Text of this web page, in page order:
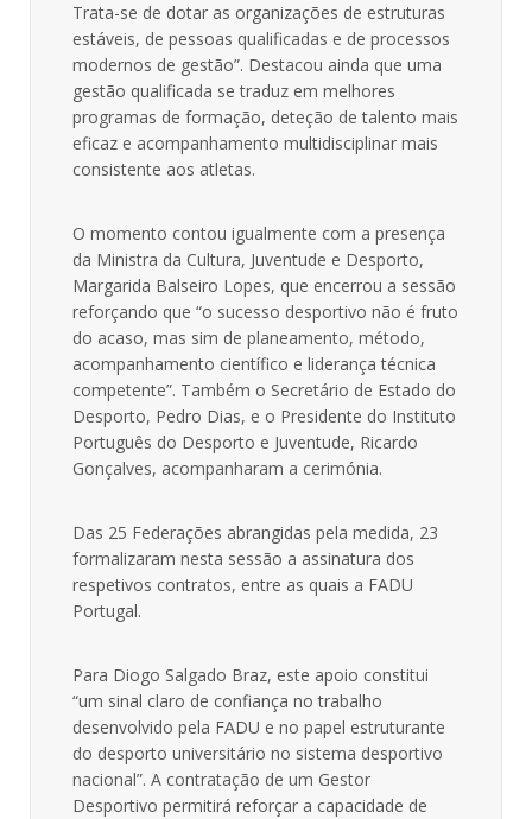
Trata-se de dotar as organizações de estruturas
estáveis, de pessoas qualificadas e de processos
modernos de gestão”. Destacou ainda que uma
gestão qualificada se traduz em melhores
programas de formação, deteção de talento mais
eficaz e acompanhamento multidisciplinar mais
consistente aos atletas.
O momento contou igualmente com a presença
da Ministra da Cultura, Juventude e Desporto,
Margarida Balseiro Lopes, que encerrou a sessão
reforçando que “o sucesso desportivo não é fruto
do acaso, mas sim de planeamento, método,
acompanhamento científico e liderança técnica
competente”. Também o Secretário de Estado do
Desporto, Pedro Dias, e o Presidente do Instituto
Português do Desporto e Juventude, Ricardo
Gonçalves, acompanharam a cerimónia.
Das 25 Federações abrangidas pela medida, 23
formalizaram nesta sessão a assinatura dos
respetivos contratos, entre as quais a FADU
Portugal.
Para Diogo Salgado Braz, este apoio constitui
“um sinal claro de confiança no trabalho
desenvolvido pela FADU e no papel estruturante
do desporto universitário no sistema desportivo
nacional”. A contratação de um Gestor
Desportivo permitirá reforçar a capacidade de